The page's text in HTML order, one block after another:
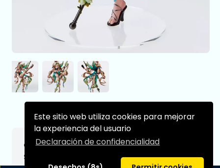
Este sitio web utiliza cookies para mejorar
la experiencia del usuario
Declaración de confidencialidad
Original Character Estatua PVC Elf Village
Series 1/6 9th Villager Ulysses Antenna